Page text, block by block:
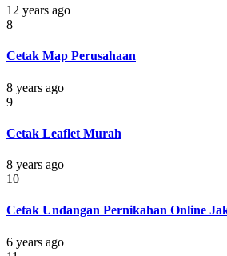
12 years ago
8
Cetak Map Perusahaan
8 years ago
9
Cetak Leaflet Murah
8 years ago
10
Cetak Undangan Pernikahan Online
6 years ago